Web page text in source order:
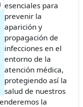
esenciales para
prevenir la
aparición y
propagación de
infecciones en el
entorno de la
atención médica,
protegiendo así la
salud de nuestros
la